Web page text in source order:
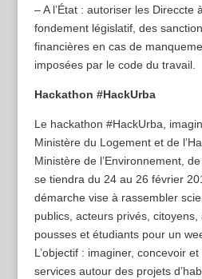
– A l’État : autoriser les Direccte
fondement législatif, des
financières en cas de
imposées par le code du travail.
Hackathon #HackUrba
Le hackathon #HackUrba,
Ministère du Logement et de
Ministère de l’Environnement,
se tiendra du 24 au 26 février
démarche vise à rassembler
publics, acteurs privés,
pousses et étudiants pour un
L’objectif : imaginer, concevoir
services autour des projets